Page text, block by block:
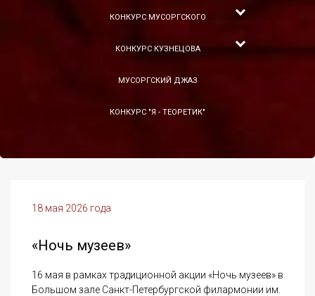
КОНКУРС МУСОРГСКОГО
КОНКУРС КУЗНЕЦОВА
МУСОРГСКИЙ ДЖАЗ
КОНКУРС "Я - ТЕОРЕТИК"
18 мая 2026 года
«Ночь музеев»
16 мая в рамках традиционной акции «Ночь музеев» в
Большом зале Санкт-Петербургской филармонии им.